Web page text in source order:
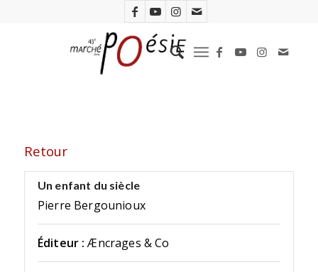
Retour
Un enfant du siècle
Pierre Bergounioux
Éditeur : Æncrages & Co